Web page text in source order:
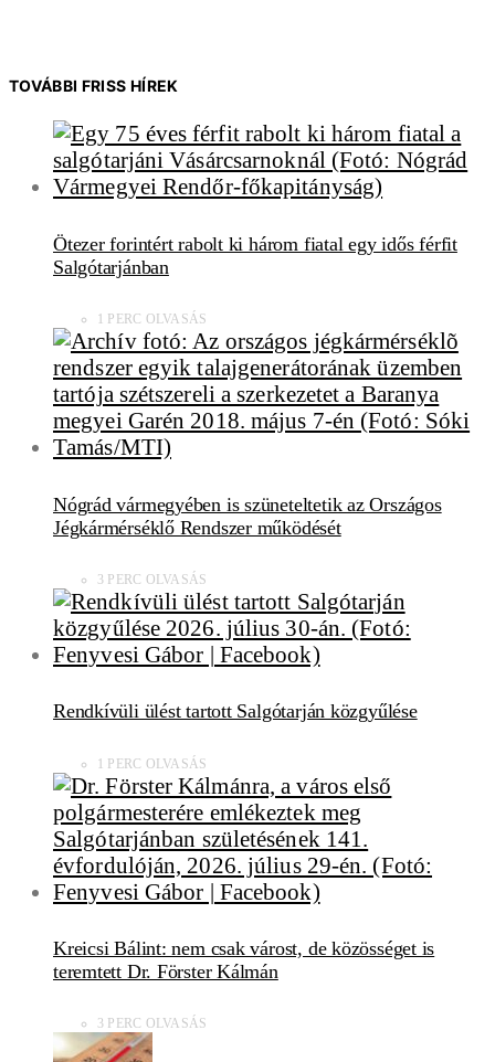
TOVÁBBI FRISS HÍREK
Ötezer forintért rabolt ki három fiatal egy idős férfit
Salgótarjánban
1 PERC OLVASÁS
Nógrád vármegyében is szüneteltetik az Országos
Jégkármérséklő Rendszer működését
3 PERC OLVASÁS
Rendkívüli ülést tartott Salgótarján közgyűlése
1 PERC OLVASÁS
Kreicsi Bálint: nem csak várost, de közösséget is
teremtett Dr. Förster Kálmán
3 PERC OLVASÁS